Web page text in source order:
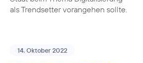
als Trendsetter vorangehen sollte.
14. Oktober 2022